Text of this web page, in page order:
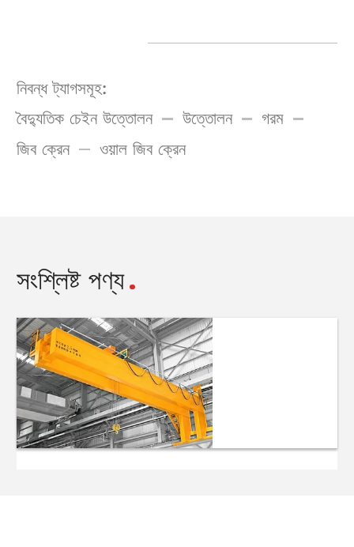
নিবন্ধ ট্যাগসমূহ:
বৈদ্যুতিক চেইন উত্তোলন
উত্তোলন
গরম
জিব ক্রেন
ওয়াল জিব ক্রেন
সংশ্লিষ্ট পণ্য